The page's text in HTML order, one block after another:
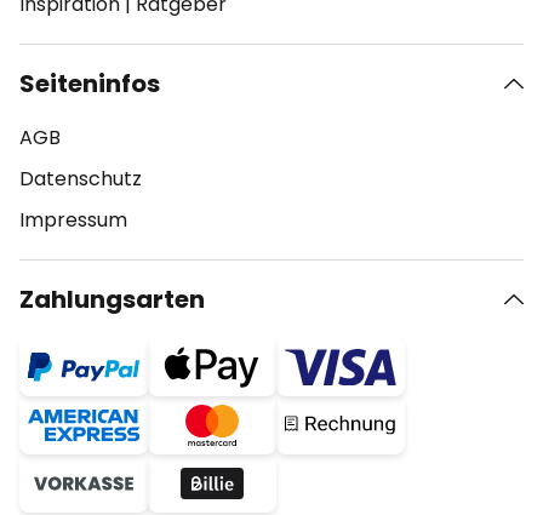
Seiteninfos
AGB
Datenschutz
Impressum
Zahlungsarten